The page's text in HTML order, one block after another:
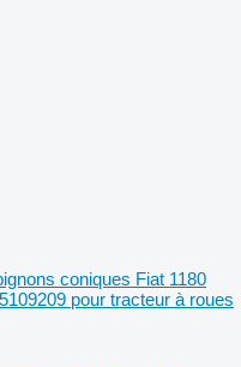
coniques Fiat 1180
pour tracteur à roues